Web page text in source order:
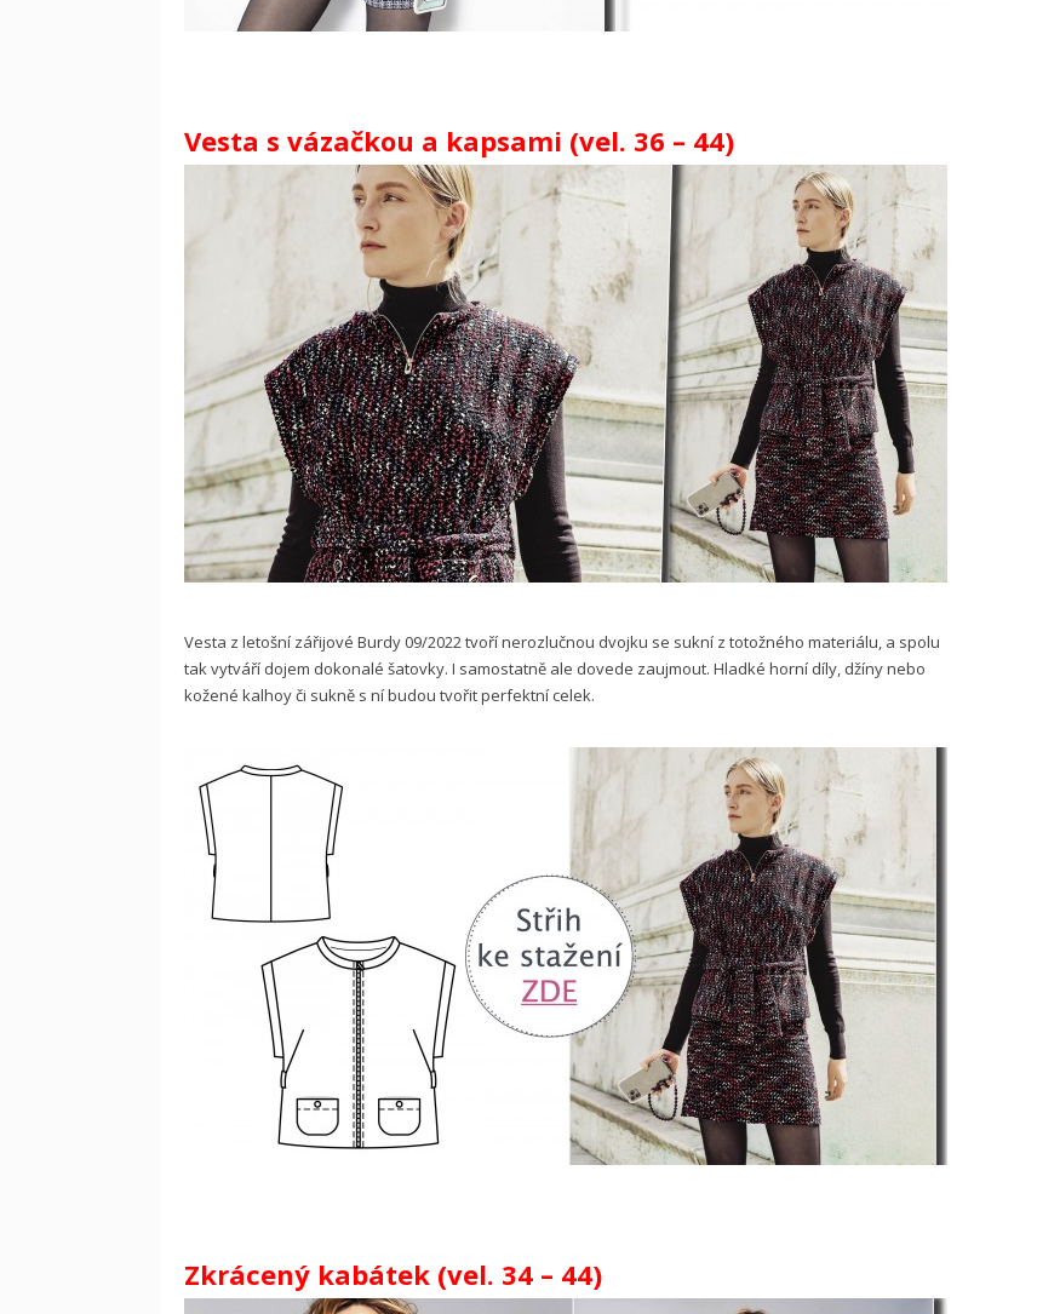
Vesta s vázačkou a kapsami (vel. 36 – 44)
Vesta z letošní zářijové Burdy 09/2022 tvoří nerozlučnou dvojku se sukní z totožného materiálu, a spolu
tak vytváří dojem dokonalé šatovky. I samostatně ale dovede zaujmout. Hladké horní díly, džíny nebo
kožené kalhoy či sukně s ní budou tvořit perfektní celek.
Zkrácený kabátek (vel. 34 – 44)